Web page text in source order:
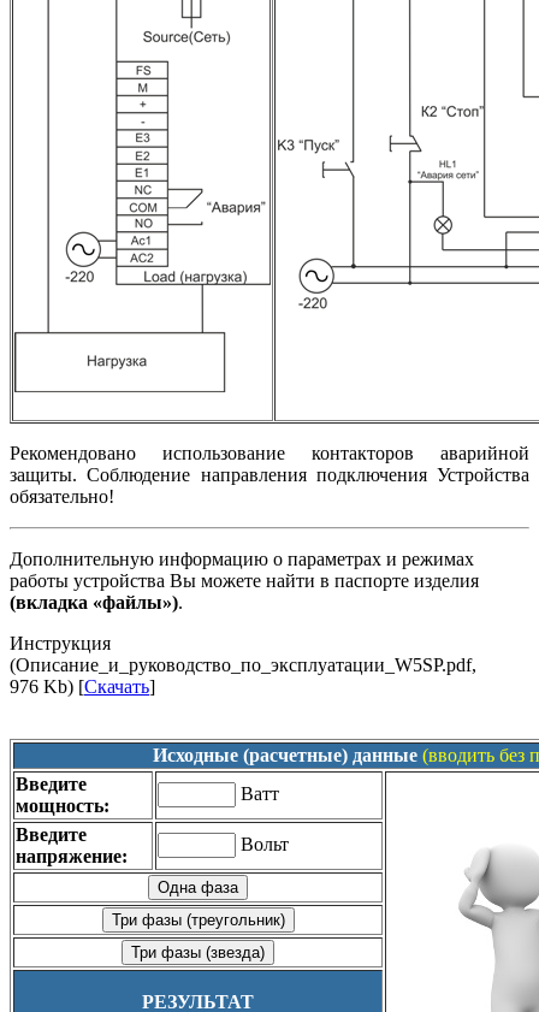
Рекомендовано использование контакторов аварийной
защиты. Соблюдение направления подключения Устройства
обязательно!
Дополнительную информацию о параметрах и режимах
работы устройства Вы можете найти в паспорте изделия
(вкладка «файлы»).
Инструкция
(Описание_и_руководство_по_эксплуатации_W5SP.pdf,
976 Kb) [Скачать]
Исходные (расчетные) данные (вводить без
Введите
мощность:
Ватт
Введите
напряжение:
Вольт
РЕЗУЛЬТАТ